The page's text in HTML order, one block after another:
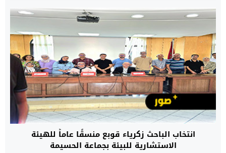
انتخاب الباحث زكرياء قوبع منسقًا عاماً للهيئة
الاستشارية للبيئة بجماعة الحسيمة